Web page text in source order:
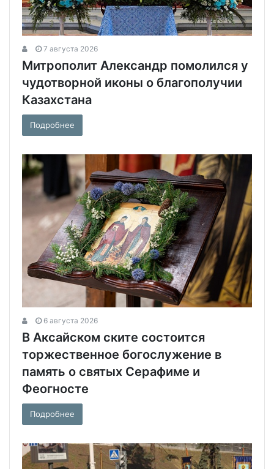
7 августа 2026
Митрополит Александр помолился у
чудотворной иконы о благополучии
Казахстана
Подробнее
6 августа 2026
В Аксайском ските состоится
торжественное богослужение в
память о святых Серафиме и
Феогносте
Подробнее